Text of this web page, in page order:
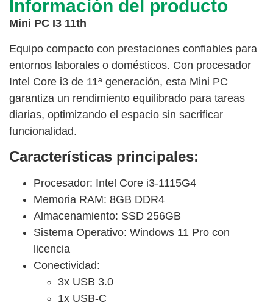
Información del producto
Mini PC I3 11th
Equipo compacto con prestaciones confiables para
entornos laborales o domésticos. Con procesador
Intel Core i3 de 11ª generación, esta Mini PC
garantiza un rendimiento equilibrado para tareas
diarias, optimizando el espacio sin sacrificar
funcionalidad.
Características principales:
Procesador: Intel Core i3-1115G4
Memoria RAM: 8GB DDR4
Almacenamiento: SSD 256GB
Sistema Operativo: Windows 11 Pro con
licencia
Conectividad:
3x USB 3.0
1x USB-C